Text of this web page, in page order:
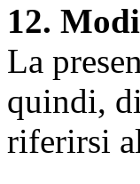
12.
La
quindi,
riferirsi